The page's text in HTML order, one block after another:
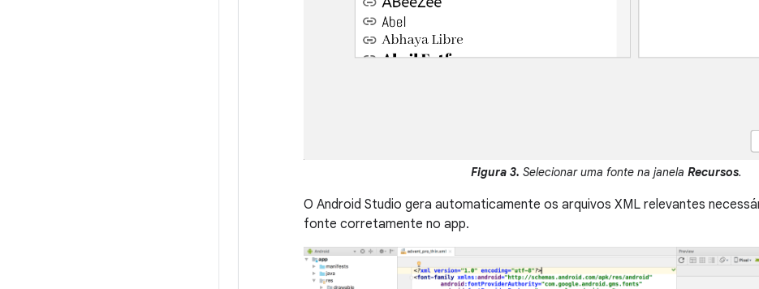
Figura 3. Selecionar uma fonte na janela Recursos.
O Android Studio gera automaticamente os arquivos XML relevantes
fonte corretamente no app.